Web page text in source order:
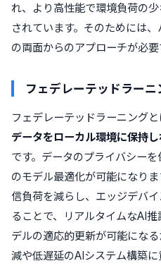
れ、より高性能で環境負荷の
されています。そのためには
の両面からのアプローチが必要
フェデレーテッドラー
フェデレーテッドラーニングと
データをローカル環境に保持
です。データのプライバシー
のモデル最適化が可能になり
信負荷を減らし、エッジデバ
ることで、リアルタイムなAI
デルの適応的更新が可能にな
減や低遅延のAIシステム構築に